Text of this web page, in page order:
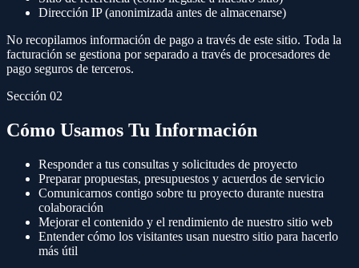
Dirección IP (anonimizada antes de almacenarse)
No recopilamos información de pago a través de este sitio. Toda la
facturación se gestiona por separado a través de procesadores de
pago seguros de terceros.
Sección 02
Cómo Usamos Tu Información
Responder a tus consultas y solicitudes de proyecto
Preparar propuestas, presupuestos y acuerdos de servicio
Comunicarnos contigo sobre tu proyecto durante nuestra
colaboración
Mejorar el contenido y el rendimiento de nuestro sitio web
Entender cómo los visitantes usan nuestro sitio para hacerlo
más útil